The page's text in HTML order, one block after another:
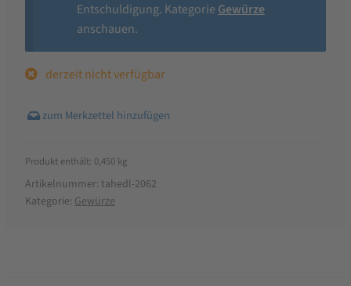
Entschuldigung. KategorieGewürze
anschauen.
derzeit nicht verfügbar
Produkt enthält: 0,450 kg
Artikelnummer: tahedl-2062
Kategorie: Gewürze